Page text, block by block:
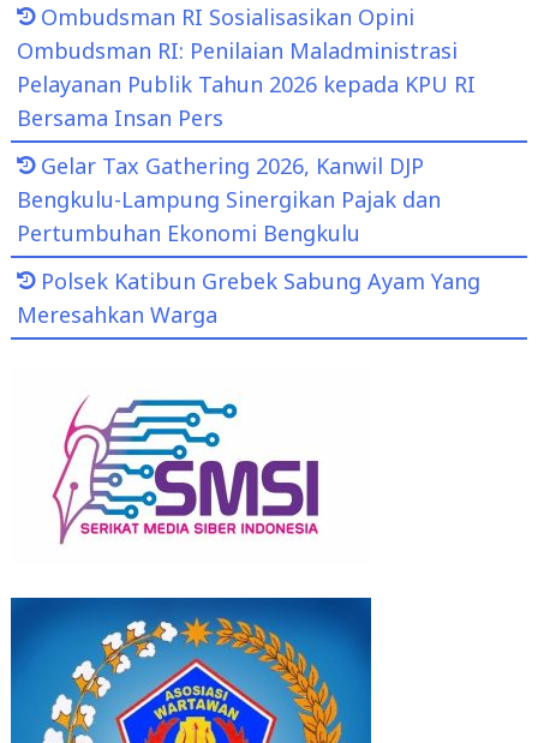
Ombudsman RI Sosialisasikan Opini
Ombudsman RI: Penilaian Maladministrasi
Pelayanan Publik Tahun 2026 kepada KPU RI
Bersama Insan Pers
Gelar Tax Gathering 2026, Kanwil DJP
Bengkulu-Lampung Sinergikan Pajak dan
Pertumbuhan Ekonomi Bengkulu
Polsek Katibun Grebek Sabung Ayam Yang
Meresahkan Warga